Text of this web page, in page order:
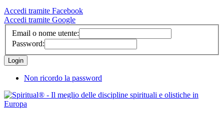
Accedi tramite Facebook
Accedi tramite Google
Email o nome utente:
Password:
Non ricordo la password